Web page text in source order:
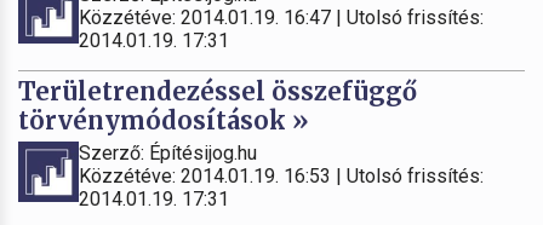
Közzétéve: 2014.01.19. 16:47 | Utolsó frissítés:
2014.01.19. 17:31
Területrendezéssel összefüggő
törvénymódosítások »
Szerző: Építésijog.hu
Közzétéve: 2014.01.19. 16:53 | Utolsó frissítés:
2014.01.19. 17:31